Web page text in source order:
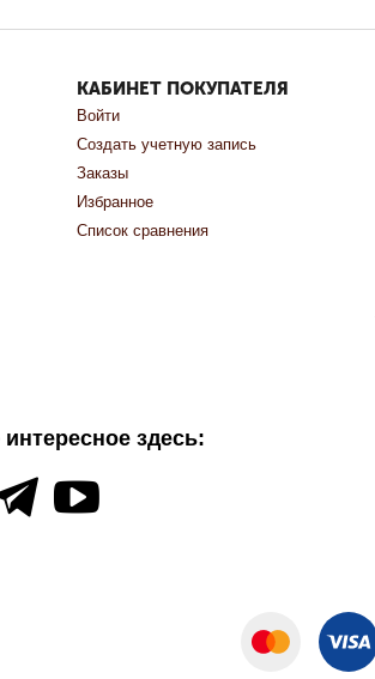
КАБИНЕТ ПОКУПАТЕЛЯ
Войти
Создать учетную запись
Заказы
Избранное
Список сравнения
здесь: